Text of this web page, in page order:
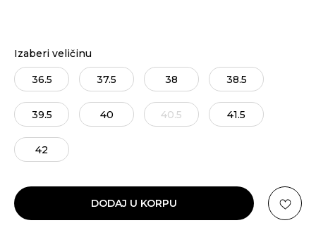
Izaberi veličinu
36.5 37.5 38 38.5
39.5 40 40.5 41.5
42
DODAJ U KORPU